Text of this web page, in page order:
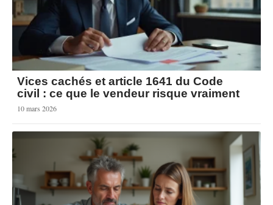
Vices cachés et article 1641 du Code
civil : ce que le vendeur risque vraiment
10 mars 2026